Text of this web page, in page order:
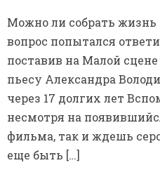
Можно ли собрать жизнь
вопрос попытался
поставив на Малой сцене
пьесу Александра
через 17 долгих лет
несмотря на
фильма, так и ждешь
еще быть […]